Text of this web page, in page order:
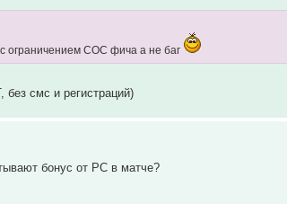
ограничением СОС фича а не баг
без смс и регистраций)
бонус от РС в матче?